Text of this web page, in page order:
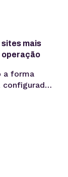
mais
operação
a forma
gasto